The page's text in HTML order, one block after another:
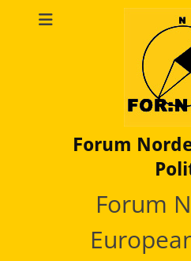
Forum
Forum